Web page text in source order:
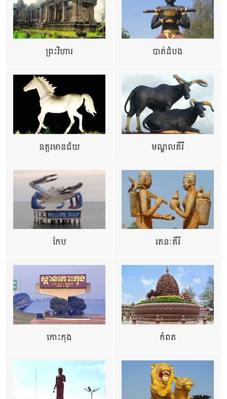
ព្រះវិហារ បាត់ដំបង
ឧត្ដរមានជ័យ មណ្ឌលគីរី
កែប រតនៈគីរី
កោះកុង កំពត